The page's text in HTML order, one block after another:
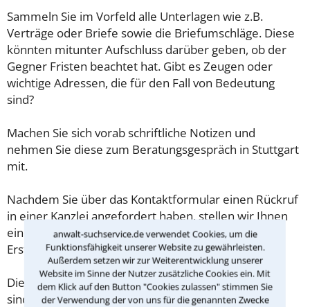
anwalt-suchservice.de verwendet Cookies, um die
Funktionsfähigkeit unserer Website zu gewährleisten.
Außerdem setzen wir zur Weiterentwicklung unserer
Website im Sinne der Nutzer zusätzliche Cookies ein. Mit
dem Klick auf den Button "Cookies zulassen" stimmen Sie
der Verwendung der von uns für die genannten Zwecke
Sammeln Sie im Vorfeld alle Unterlagen wie z.B.
Verträge oder Briefe sowie die Briefumschläge. Diese
könnten mitunter Aufschluss darüber geben, ob der
Gegner Fristen beachtet hat. Gibt es Zeugen oder
wichtige Adressen, die für den Fall von Bedeutung
sind?
Machen Sie sich vorab schriftliche Notizen und
nehmen Sie diese zum Beratungsgespräch in Stuttgart
mit.
Nachdem Sie über das Kontaktformular einen Rückruf
in einer Kanzlei angefordert haben, stellen wir Ihnen
eine Checkliste zur Verfügung, mit der Sie das
Erstgespräch ausreichend vorbereiten können.
Die Kosten eines Anwalts für Wegerecht in Stuttgart
sind oft geringer als gedacht!